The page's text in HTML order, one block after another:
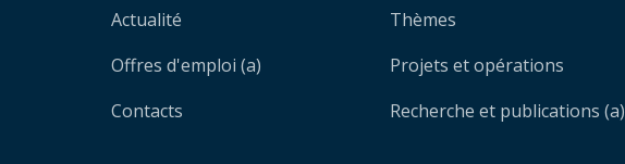
Actualité
Offres d'emploi (a)
Contacts
Thèmes
Projets et opérations
Recherche et publications (a)